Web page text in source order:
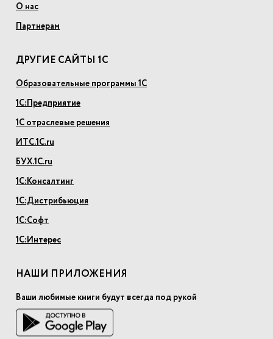
О нас
Партнерам
ДРУГИЕ САЙТЫ 1С
Образовательные программы 1С
1С:Предприятие
1С отраслевые решения
ИТС.1С.ru
БУХ.1С.ru
1С:Консалтинг
1С:Дистрибьюция
1С:Софт
1С:Интерес
НАШИ ПРИЛОЖЕНИЯ
Ваши любимые книги будут всегда под рукой